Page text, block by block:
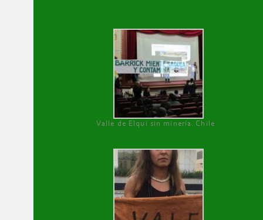
Valle de Elqui sin minería. Chile